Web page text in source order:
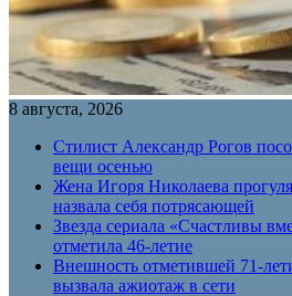
8 августа, 2026
Стилист Александр Рогов
вещи осенью
Жена Игоря Николаева
назвала себя потрясающей
Звезда сериала «Счастливы
отметила 46-летие
Внешность отметившей 71-
вызвала ажиотаж в сети